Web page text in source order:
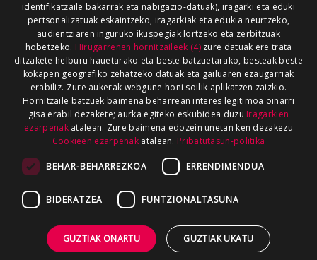
identifikatzaile bakarrak eta nabigazio-datuak), iragarki eta eduki
pertsonalizatuak eskaintzeko, iragarkiak eta edukia neurtzeko,
audientziaren inguruko ikuspegiak lortzeko eta zerbitzuak
hobetzeko. Hirugarrenen hornitzaileek (4)zure datuak ere trata
ditzakete helburu hauetarako eta beste batzuetarako, besteak beste
kokapen geografiko zehatzeko datuak eta gailuaren ezaugarriak
erabiliz. Zure aukerak webgune honi soilik aplikatzen zaizkio.
Hornitzaile batzuek baimena beharrean interes legitimoa oinarri
gisa erabil dezakete; aurka egiteko eskubidea duzu Iragarkien
ezarpenakatalean. Zure baimena edozein unetan ken dezakezu
Cookieen ezarpenak atalean. Pribatutasun-politika
BEHAR-BEHARREZKOA ERRENDIMENDUA
BIDERATZEA FUNTZIONALTASUNA
GUZTIAK ONARTU GUZTIAK UKATU